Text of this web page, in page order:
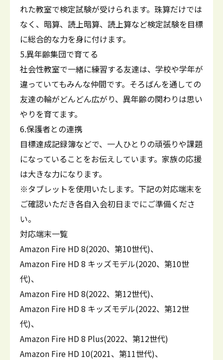
れた教室で検定試験が受けられます。珠算だけでは
なく、暗算、読上暗算、読上算など検定試験を目標
に総合的な力を身に付けます。
5.異年齢集団で育てる
社会性教室で一緒に練習する友達は、学校や学年が
違っていてもみんな仲間です。そろばんを通しての
友達の輪がどんどん広がり、異年齢の関わりは思い
やりを育てます。
6.保護者との連携
目標達成記録簿などで、一人ひとりの頑張りや課題
になっていることをお伝えしています。家族の応援
は大きな力になります。
※タブレットを使用いたします。下記の対応端末を
ご確認いただき各自入会初日までにご準備くださ
い。
対応端末一覧
Amazon Fire HD 8(2020、第10世代)、
Amazon Fire HD 8 キッズモデル(2020、第10世
代)、
Amazon Fire HD 8(2022、第12世代)、
Amazon Fire HD 8 キッズモデル(2022、第12世
代)、
Amazon Fire HD 8 Plus(2022、第12世代)
Amazon Fire HD 10(2021、第11世代)、